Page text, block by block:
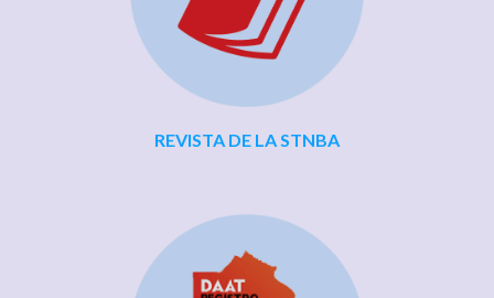
REVISTA DE LA STNBA